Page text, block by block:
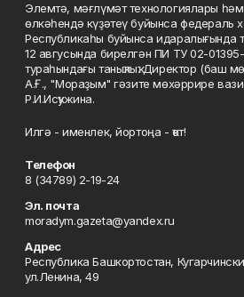
Элемтә, мәғлүмәт технологиялары
өлкәһендә күҙәтеү буйынса федераль
Республикаһы буйынса идаралығында
12 авгусында бирелгән ПИ ТУ 02-
тураһындағы таныҡлыҡ. Директор (баш
А.Ғ., "Мораҙым" гәзите мөхәррире
Р.И.Исҡужина.
Илгә - именлек, йортоңа - ҡот!
Телефон
8 (34789) 2-19-24
Эл. почта
moradym.gazeta@yandex.ru
Адрес
Республика Башкортостан,
ул.Ленина, 49